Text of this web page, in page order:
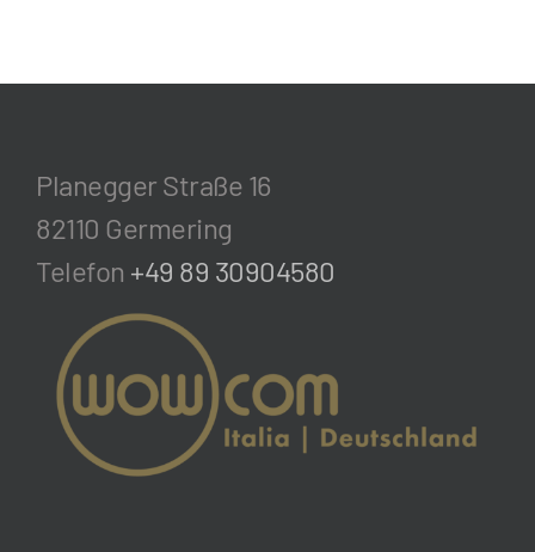
Planegger Straße 16
82110 Germering
Telefon +49 89 30904580